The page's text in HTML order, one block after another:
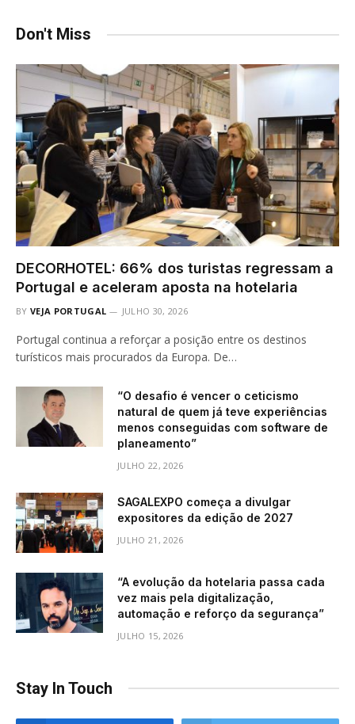
Don't Miss
DECORHOTEL: 66% dos turistas regressam a
Portugal e aceleram aposta na hotelaria
BY VEJA PORTUGAL JULHO 30, 2026
Portugal continua a reforçar a posição entre os destinos
turísticos mais procurados da Europa. De…
“O desafio é vencer o ceticismo
natural de quem já teve experiências
menos conseguidas com software de
planeamento”
JULHO 22, 2026
SAGALEXPO começa a divulgar
expositores da edição de 2027
JULHO 21, 2026
“A evolução da hotelaria passa cada
vez mais pela digitalização,
automação e reforço da segurança”
JULHO 15, 2026
Stay In Touch